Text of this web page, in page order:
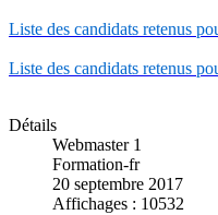
Liste des candidats retenus
Liste des candidats retenus
Détails
Webmaster 1
Formation-fr
20 septembre 2017
Affichages : 10532